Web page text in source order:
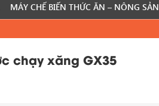
MÁY CHẾ BIẾN THỨC ĂN – NÔNG SẢN
chạy xăng GX35